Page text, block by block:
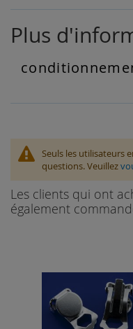
Plus
Plus
Seuls les utilisateurs
questions. Veuillez
Les clients qui ont
également